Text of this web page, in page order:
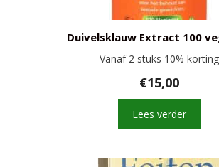
Duivelsklauw Extract 100
Vanaf 2 stuks 10% korting
€15,00
Lees verder